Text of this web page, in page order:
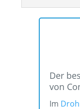
Der
von
Im